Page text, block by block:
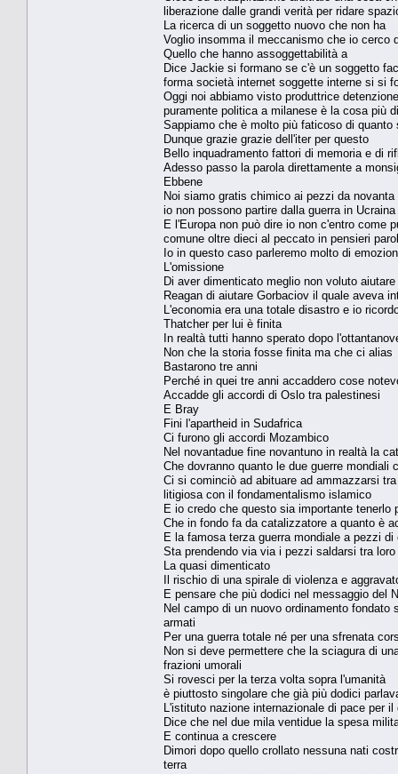
liberazione dalle grandi verità per ridare
La ricerca di un soggetto nuovo che non ha
Voglio insomma il meccanismo che io cerco
Quello che hanno assoggettabilità a
Dice Jackie si formano se c'è un soggetto
forma società internet soggette interne si si
Oggi noi abbiamo visto produttrice
puramente politica a milanese è la cosa più
Sappiamo che è molto più faticoso di
Dunque grazie grazie dell'iter per questo
Bello inquadramento fattori di memoria e di
Adesso passo la parola direttamente a
Ebbene
Noi siamo gratis chimico ai pezzi da
io non possono partire dalla guerra in
E l'Europa non può dire io non c'entro come
comune oltre dieci al peccato in pensieri
Io in questo caso parleremo molto di
L'omissione
Di aver dimenticato meglio non voluto
Reagan di aiutare Gorbaciov il quale aveva
L'economia era una totale disastro e io
Thatcher per lui è finita
In realtà tutti hanno sperato dopo
Non che la storia fosse finita ma che ci alias
Bastarono tre anni
Perché in quei tre anni accaddero cose
Accadde gli accordi di Oslo tra palestinesi
E Bray
Fini l'apartheid in Sudafrica
Ci furono gli accordi Mozambico
Nel novantadue fine novantuno in realtà la
Che dovranno quanto le due guerre
Ci si cominciò ad abituare ad ammazzarsi
litigiosa con il fondamentalismo islamico
E io credo che questo sia importante tenerlo
Che in fondo fa da catalizzatore a quanto è
E la famosa terza guerra mondiale a pezzi
Sta prendendo via via i pezzi saldarsi tra
La quasi dimenticato
Il rischio di una spirale di violenza e
E pensare che più dodici nel messaggio del
Nel campo di un nuovo ordinamento
armati
Per una guerra totale né per una sfrenata
Non si deve permettere che la sciagura di
frazioni umorali
Si rovesci per la terza volta sopra l'umanità
è piuttosto singolare che già più dodici
L'istituto nazione internazionale di pace per
Dice che nel due mila ventidue la spesa
E continua a crescere
Dimori dopo quello crollato nessuna nati
terra